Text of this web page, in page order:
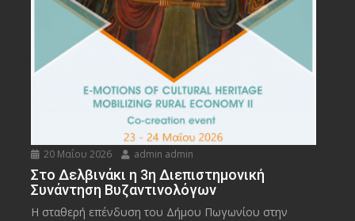
20 Μαΐου 2026 admin admin
Στο Δελβινάκι η 3η Διεπιστημονική
Συνάντηση Βυζαντινολόγων
Η σταθερή επένδυση του Δήμου Πωγωνίου στην